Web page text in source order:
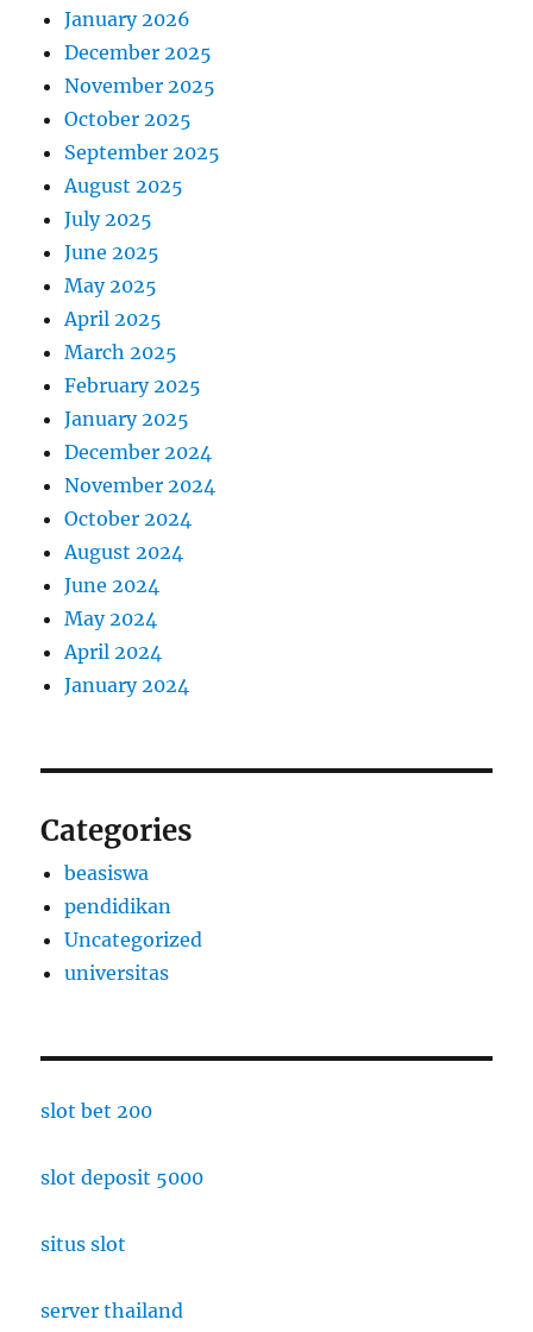
January 2026
December 2025
November 2025
October 2025
September 2025
August 2025
July 2025
June 2025
May 2025
April 2025
March 2025
February 2025
January 2025
December 2024
November 2024
October 2024
August 2024
June 2024
May 2024
April 2024
January 2024
Categories
beasiswa
pendidikan
Uncategorized
universitas
slot bet 200
slot deposit 5000
situs slot
server thailand